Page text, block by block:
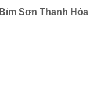
Sơn Thanh Hóa